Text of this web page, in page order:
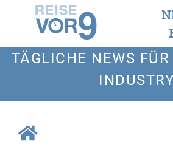
TÄGLICHE NEWS
INDUSTRY